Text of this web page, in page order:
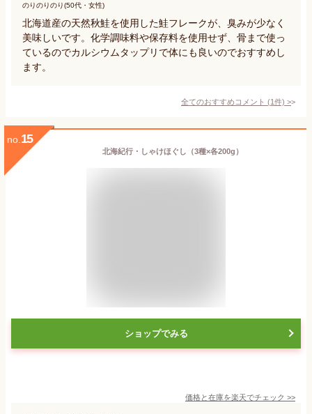
のりのりのり(50代・女性)
北海道産の天然秋鮭を使用した鮭フレークが、臭みが少なく
美味しいです。化学調味料や保存料を使用せず、骨まで使っ
ているのでカルシウムタップリで体にも良いのでおすすめし
ます。
全てのおすすめコメント (1件) >
no. 15
北海紀行・しゃけほぐし（3種×各200g）
ショップでみる
価格と在庫を楽天でチェック >>